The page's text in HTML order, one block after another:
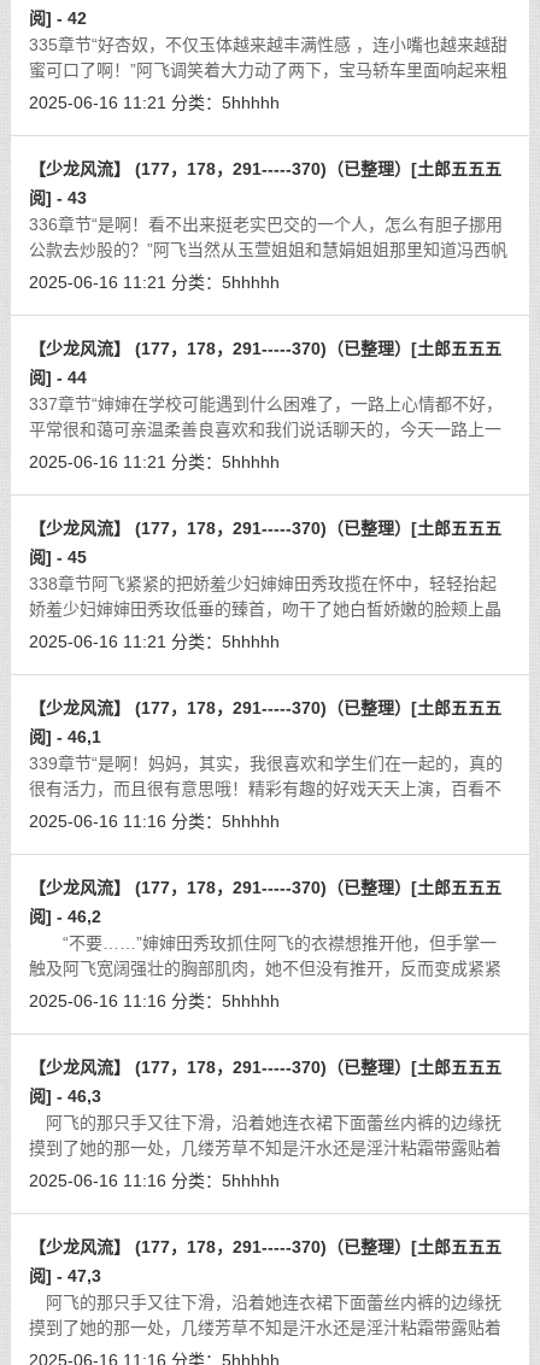
阅] - 42
335章节“好杏奴，不仅玉体越来越丰满性感 ，连小嘴也越来越甜
蜜可口了啊！”阿飞调笑着大力动了两下，宝马轿车里面响起来粗
重的喘息和呻吟声。“放心，只是真气运转，融会贯通而已！”阿
2025-06-16 11:21 分类： 5hhhhh
【少龙风流】 (177，178，291-----370)（已整理）[土郎五五五
阅] - 43
336章节“是啊！看不出来挺老实巴交的一个人，怎么有胆子挪用
公款去炒股的？”阿飞当然从玉萱姐姐和慧娟姐姐那里知道冯西帆
犯错误了。“老实巴交一辈子了，瞻前顾后一辈子了，突然发神经
2025-06-16 11:21 分类： 5hhhhh
【少龙风流】 (177，178，291-----370)（已整理）[土郎五五五
阅] - 44
337章节“婶婶在学校可能遇到什么困难了，一路上心情都不好，
平常很和蔼可亲温柔善良喜欢和我们说话聊天的，今天一路上一
句话都没有说，只是坐在后面生闷气呢！”秋菊是娇羞少妇婶婶田
2025-06-16 11:21 分类： 5hhhhh
【少龙风流】 (177，178，291-----370)（已整理）[土郎五五五
阅] - 45
338章节阿飞紧紧的把娇羞少妇婶婶田秀玫揽在怀中，轻轻抬起
娇羞少妇婶婶田秀玫低垂的臻首，吻干了她白皙娇嫩的脸颊上晶
莹的泪痕，当娇羞少妇婶婶田秀玫被惊醒过来的时候，脸上湿湿
2025-06-16 11:21 分类： 5hhhhh
【少龙风流】 (177，178，291-----370)（已整理）[土郎五五五
阅] - 46,1
339章节“是啊！妈妈，其实，我很喜欢和学生们在一起的，真的
很有活力，而且很有意思哦！精彩有趣的好戏天天上演，百看不
厌啊！”阿飞笑道，“我记得一个学生问数学老师：‘老师老师，为
2025-06-16 11:16 分类： 5hhhhh
【少龙风流】 (177，178，291-----370)（已整理）[土郎五五五
阅] - 46,2
“不要……”婶婶田秀玫抓住阿飞的衣襟想推开他，但手掌一
触及阿飞宽阔强壮的胸部肌肉，她不但没有推开，反而变成紧紧
地抓住他的衬衣不放。 他炙热的湿吻令她头晕晕的，脸红心
2025-06-16 11:16 分类： 5hhhhh
【少龙风流】 (177，178，291-----370)（已整理）[土郎五五五
阅] - 46,3
阿飞的那只手又往下滑，沿着她连衣裙下面蕾丝内裤的边缘抚
摸到了她的那一处，几缕芳草不知是汗水还是淫汁粘霜带露贴着
纠作一团，毛发紧靠的地方，便是她那饱满厚实的肉瓣，揣在手
2025-06-16 11:16 分类： 5hhhhh
【少龙风流】 (177，178，291-----370)（已整理）[土郎五五五
阅] - 47,3
阿飞的那只手又往下滑，沿着她连衣裙下面蕾丝内裤的边缘抚
摸到了她的那一处，几缕芳草不知是汗水还是淫汁粘霜带露贴着
纠作一团，毛发紧靠的地方，便是她那饱满厚实的肉瓣，揣在手
2025-06-16 11:16 分类： 5hhhhh